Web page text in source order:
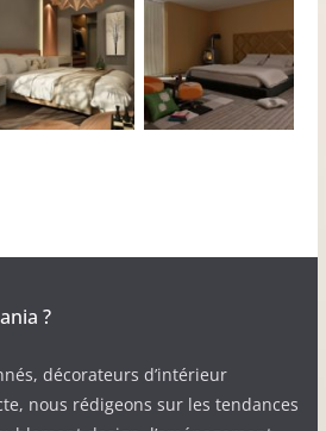
?
décorateurs d’intérieur
nous rédigeons sur les tendances